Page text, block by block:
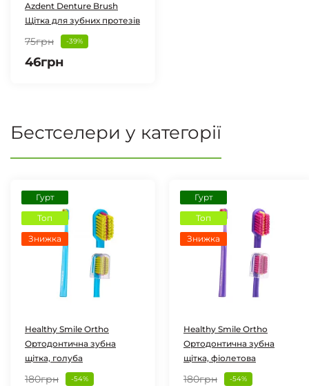
Azdent Denture Brush
Щітка для зубних протезів
75грн -39%
46грн
Бестселери у категорії
Гурт
Топ
Знижка
Healthy Smile Ortho
Ортодонтична зубна
щітка, голуба
180грн -54%
Гурт
Топ
Знижка
Healthy Smile Ortho
Ортодонтична зубна
щітка, фіолетова
180грн -54%